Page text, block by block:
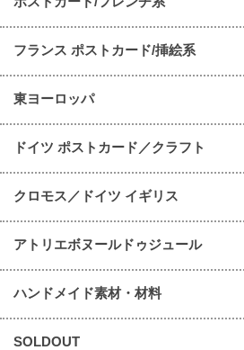
フランス ポストカード/挿絵系
東ヨーロッパ
ドイツ ポストカード／クラフト
クロモス／ドイツ イギリス
アトリエボヌールドゥジュール
ハンドメイド素材・材料
SOLDOUT